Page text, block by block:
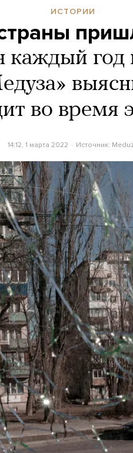
ИСТОРИИ
каждый год
во время
14:12, 1 марта 2022 Источник: